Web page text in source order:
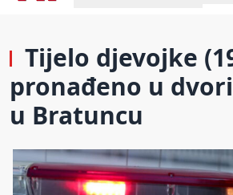
Tijelo djevojke
pronađeno u
u Bratuncu